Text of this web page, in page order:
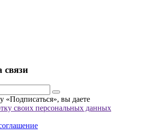
связи
«Подписаться», вы даете
своих персональных данных